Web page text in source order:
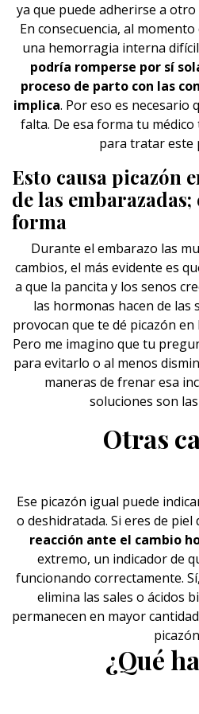
ya que puede adherirse a
En consecuencia, al
una hemorragia interna
podría romperse por sí
proceso de parto con las
implica. Por eso es necesario
falta. De esa forma tu
para tratar este
Esto causa picazón
de las
forma
Durante el embarazo las
cambios, el más evidente es
a que la pancita y los senos
las hormonas hacen de las
provocan que te dé picazón
Pero me imagino que tu
para evitarlo o al menos
maneras de frenar esa
soluciones son
Otras
Ese picazón igual puede
o deshidratada. Si eres de piel
reacción ante el cambio
extremo, un indicador de
funcionando correctamente.
elimina las sales o ácidos
permanecen en mayor
¿Qué